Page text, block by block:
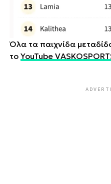
Όλα τα παιχνίδα
το YouTube